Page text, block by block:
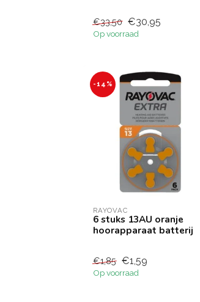
€33,50 €30,95
Op voorraad
-14%
RAYOVAC
6 stuks 13AU oranje
hoorapparaat batterij
€1,85 €1,59
Op voorraad